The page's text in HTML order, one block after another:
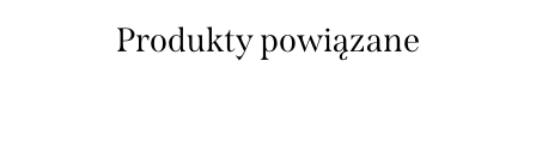
Produkty powiązane